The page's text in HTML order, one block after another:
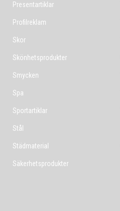
Presentartiklar
Profilreklam
Skor
Skönhetsprodukter
Smycken
Spa
Sportartiklar
Stål
Städmaterial
Säkerhetsprodukter